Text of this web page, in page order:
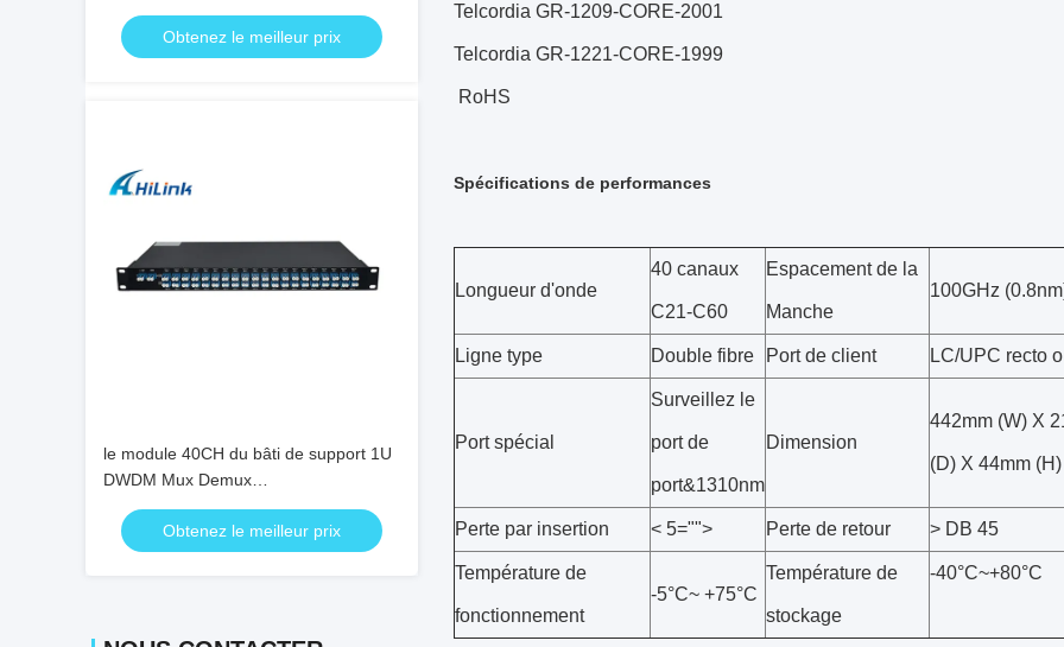
Sc RPA
Obtenez le meilleur prix
le module 40CH du bâti de support 1U
DWDM Mux Demux
choisissent/doubles fibres
LC/connecteur d'UPC
Obtenez le meilleur prix
Telcordia GR-1209-CORE-2001
Telcordia GR-1221-CORE-1999
RoHS
Spécifications de performances
Longueur d'onde
40 canaux
C21-C60
Espacement de la
Manche
100GHz
Ligne type Double fibre Port de client LC/UPC recto
Port spécial
Surveillez le
port de
port&1310nm
Dimension
442mm (W) X
(D) X 44mm (H)
Perte par insertion < 5=""> Perte de retour > DB 45
Température de
fonctionnement
-5°C~ +75°C
Température de
stockage
-40°C~+80°C